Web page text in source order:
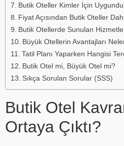
Butik Oteller Kimler İçin
Fiyat Açısından Butik Oteller
Butik Otellerde Sunulan
Büyük Otellerin Avantajları
Tatil Planı Yaparken Hangisi
Butik Otel mi, Büyük Otel mi?
Sıkça Sorulan Sorular (SSS)
Butik Otel
Ortaya Çıktı?